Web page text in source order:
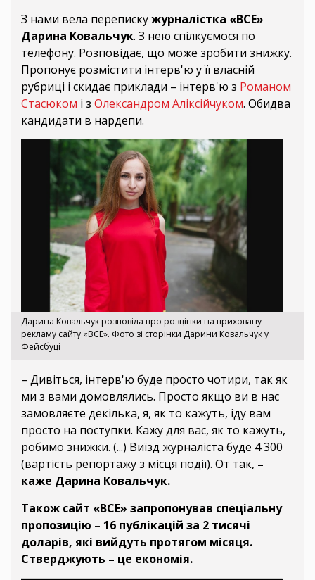
З нами вела перепискужурналістка «ВСЕ»
Дарина Ковальчук. З нею спілкуємося по
телефону. Розповідає, що може зробити знижку.
Пропонує розмістити інтерв'ю у її власній
рубриці і скидає приклади – інтерв'ю з Романом
Стасюком і з Олександром Аліксійчуком. Обидва
кандидати в нардепи.
Дарина Ковальчук розповіла про розцінки на приховану
рекламу сайту «ВСЕ». Фото зі сторінки Дарини Ковальчук у
Фейсбуці
– Дивіться, інтерв'ю буде просто чотири, так як
ми з вами домовлялись. Просто якщо ви в нас
замовляєте декілька, я, як то кажуть, іду вам
просто на поступки. Кажу для вас, як то кажуть,
робимо знижки. (...) Виїзд журналіста буде 4 300
(вартість репортажу з місця події). От так, –
каже Дарина Ковальчук.
Також сайт «ВСЕ» запропонував спеціальну
пропозицію – 16 публікацій за 2 тисячі
доларів, які вийдуть протягом місяця.
Стверджують – це економія.